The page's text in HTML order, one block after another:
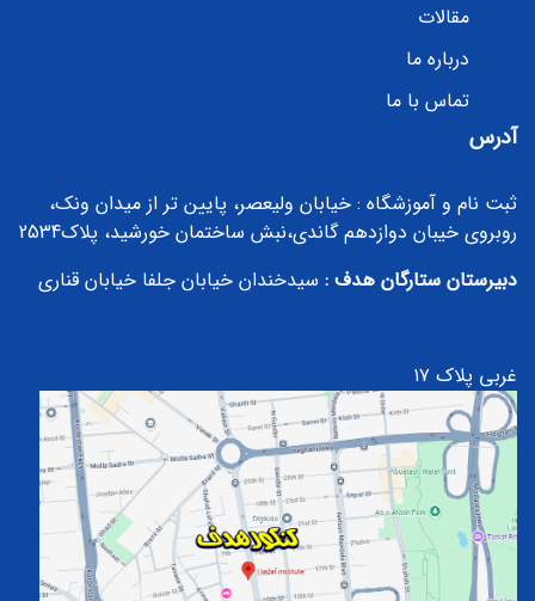
مقالات
درباره ما
تماس با ما
آدرس
ثبت نام و آموزشگاه : خیابان ولیعصر، پایین تر از میدان ونک،
روبروی خیبان دوازدهم گاندی،نبش ساختمان خورشید، پلاک2534
دبیرستان ستارگان هدف : سیدخندان خیابان جلفا خیابان قناری
غربی پلاک ۱۷